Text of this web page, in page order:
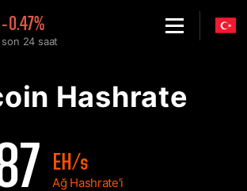
-0.47%
son 24 saat
Grafiği - 2Miners
Hashrate
EH/s
Ağ Hashrate'i